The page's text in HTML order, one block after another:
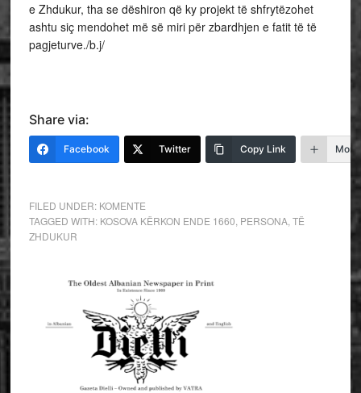
e Zhdukur, tha se dëshiron që ky projekt të shfrytëzohet
ashtu siç mendohet më së miri për zbardhjen e fatit të të
pagjeturve./b.j/
Share via:
Facebook Twitter Copy Link More
FILED UNDER: KOMENTE
TAGGED WITH: KOSOVA KËRKON ENDE 1660 PERSONA, TË
ZHDUKUR